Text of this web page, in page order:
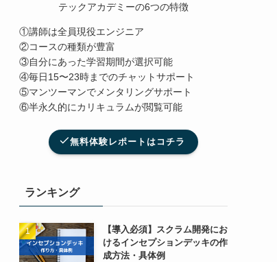
テックアカデミーの6つの特徴
①講師は全員現役エンジニア
②コースの種類が豊富
③自分にあった学習期間が選択可能
④毎日15〜23時までのチャットサポート
⑤マンツーマンでメンタリングサポート
⑥半永久的にカリキュラムが閲覧可能
無料体験レポートはコチラ
ランキング
【導入必須】スクラム開発にお
けるインセプションデッキの作
成方法・具体例